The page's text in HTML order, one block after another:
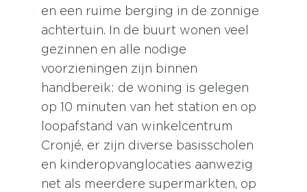
en een ruime berging in de zonnige
achtertuin. In de buurt wonen veel
gezinnen en alle nodige
voorzieningen zijn binnen
handbereik: de woning is gelegen
op 10 minuten van het station en op
loopafstand van winkelcentrum
Cronjé, er zijn diverse basisscholen
en kinderopvanglocaties aanwezig
net als meerdere supermarkten, op